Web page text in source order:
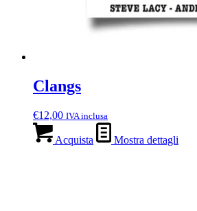
Clangs
€12,00 IVA inclusa
Acquista Mostra dettagli